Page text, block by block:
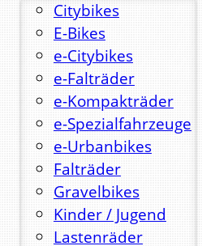
Citybikes
E-Bikes
e-Citybikes
e-Falträder
e-Kompakträder
e-Spezialfahrzeuge
e-Urbanbikes
Falträder
Gravelbikes
Kinder / Jugend
Lastenräder